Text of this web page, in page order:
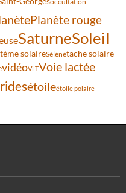
Planète rouge
SaturneSoleil
solaireSélénétache solaire
vidéoVLTVoie lactée
étoileétoile polaire